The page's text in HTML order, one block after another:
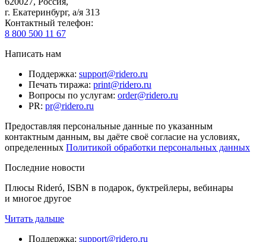
г. Екатеринбург, а/я 313
Контактный телефон:
8 800 500 11 67
Написать нам
Поддержка: support@ridero.ru
Печать тиража: print@ridero.ru
Вопросы по услугам: order@ridero.ru
PR: pr@ridero.ru
Предоставляя персональные данные по указанным
контактным данным, вы даёте своё согласие на условиях,
определенных Политикой обработки персональных данных
Последние новости
Плюсы Rideró, ISBN в подарок, буктрейлеры, вебинары
и многое другое
Читать дальше
Поддержка: support@ridero.ru